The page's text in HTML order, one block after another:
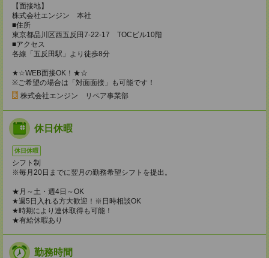
【面接地】
株式会社エンジン 本社
■住所
東京都品川区西五反田7-22-17 TOCビル10階
■アクセス
各線「五反田駅」より徒歩8分
★☆WEB面接OK！★☆
※ご希望の場合は「対面面接」も可能です！
株式会社エンジン リペア事業部
休日休暇
休日休暇
シフト制
※毎月20日までに翌月の勤務希望シフトを提出。
★月～土・週4日～OK
★週5日入れる方大歓迎！※日時相談OK
★時期により連休取得も可能！
★有給休暇あり
勤務時間